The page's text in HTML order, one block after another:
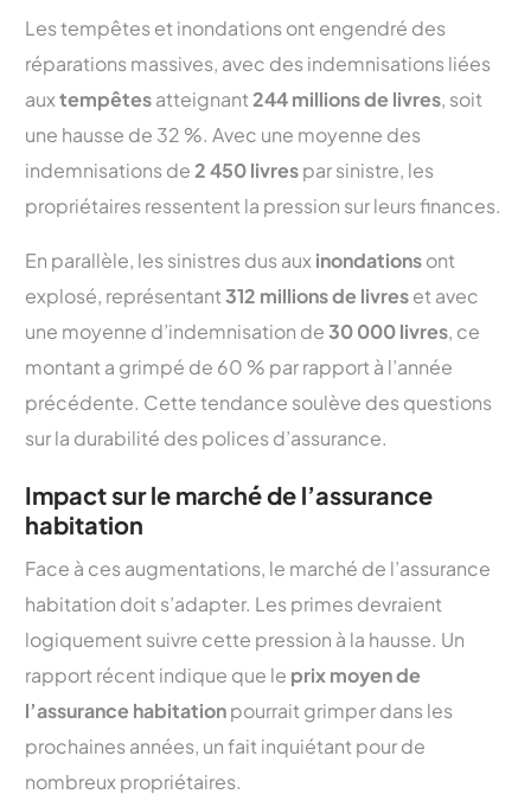
Les tempêtes et inondations ont engendré des
réparations massives, avec des indemnisations liées
auxtempêtesatteignant244 millions de livres, soit
une hausse de 32 %. Avec une moyenne des
indemnisations de2 450 livrespar sinistre, les
propriétaires ressentent la pression sur leurs finances.
En parallèle, les sinistres dus auxinondationsont
explosé, représentant312 millions de livreset avec
une moyenne d’indemnisation de30 000 livres, ce
montant a grimpé de 60 % par rapport à l’année
précédente. Cette tendance soulève des questions
sur la durabilité des polices d’assurance.
Impact sur le marché de l’assurance
habitation
Face à ces augmentations, le marché de l’assurance
habitation doit s’adapter. Les primes devraient
logiquement suivre cette pression à la hausse. Un
rapport récent indique que le prix moyen de
l’assurance habitationpourrait grimper dans les
prochaines années, un fait inquiétant pour de
nombreux propriétaires.